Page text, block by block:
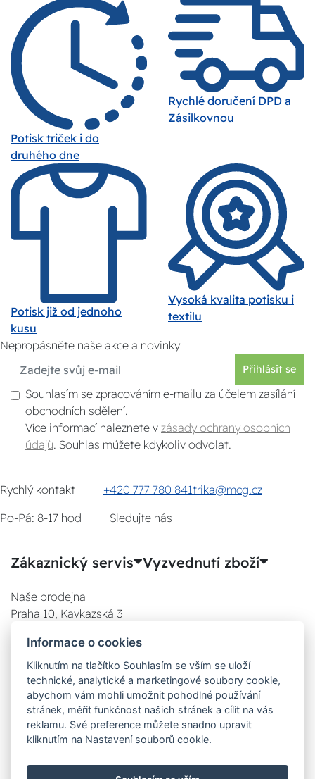
Potisk triček i do
druhého dne
Rychlé doručení DPD a
Zásilkovnou
Potisk již od jednoho
kusu
Vysoká kvalita potisku i
textilu
Nepropásněte naše akce a novinky
Přihlásit se
Souhlasím se zpracováním e-mailu za účelem zasílání
obchodních sdělení.
Více informací naleznete v zásady ochrany osobních
údajů . Souhlas můžete kdykoliv odvolat.
Rychlý kontakt +420 777 780 841trika@mcg.cz
Po-Pá: 8-17 hod
Sledujte nás
Zákaznický servis Vyzvednutí zboží
Naše prodejna
Praha 10, Kavkazská 3
777 780 841
08:00 - 17:00
08:00 - 17:00
08:00 - 17:00
Čt:
Informace o cookies
Kliknutím na tlačítko Souhlasím se vším se uloží
technické, analytické a marketingové soubory cookie,
abychom vám mohli umožnit pohodlné používání
stránek, měřit funkčnost našich stránek a cílit na vás
reklamu. Své preference můžete snadno upravit
kliknutím na Nastavení souborů cookie.